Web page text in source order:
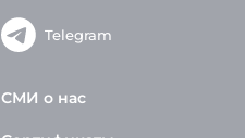
Telegram
СМИ о нас